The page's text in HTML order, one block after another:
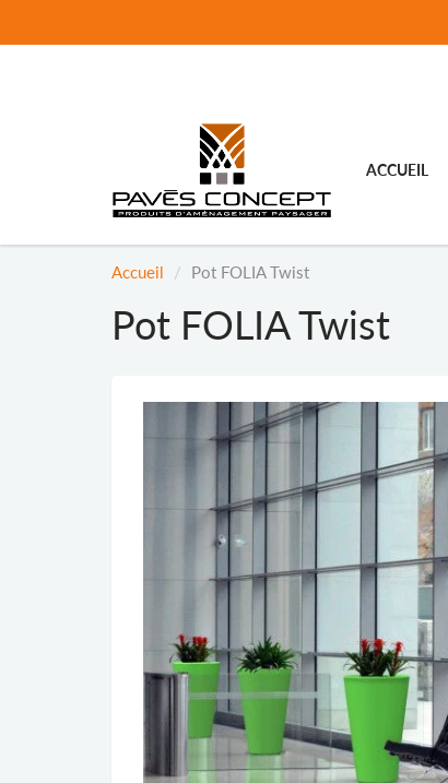
ACCUEIL
Accueil Pot FOLIA Twist
Pot FOLIA Twist